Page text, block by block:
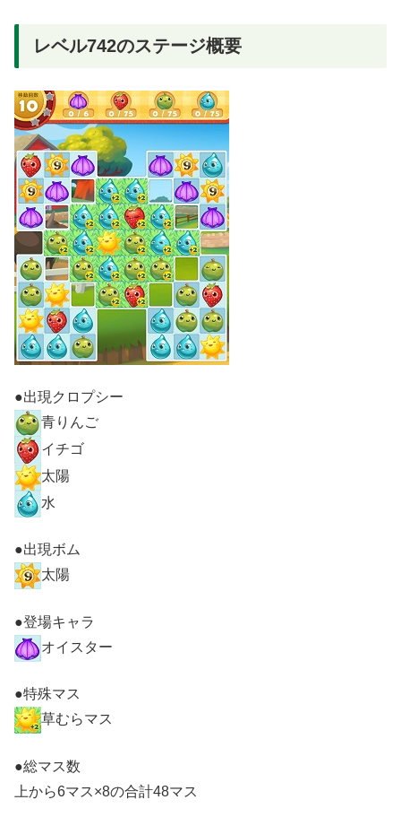
レベル742のステージ概要
●出現クロプシー
青りんご
イチゴ
太陽
水
●出現ボム
太陽
●登場キャラ
オイスター
●特殊マス
草むらマス
●総マス数
上から6マス×8の合計48マス